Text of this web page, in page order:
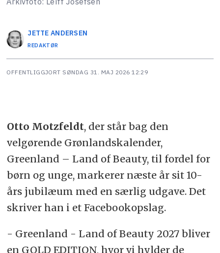
JETTE ANDERSEN
REDAKTØR
OFFENTLIGGJORT SØNDAG 31. MAJ 2026 12:29
Otto Motzfeldt, der står bag den
velgørende Grønlandskalender,
Greenland – Land of Beauty, til fordel for
børn og unge, markerer næste år sit 10-
års jubilæum med en særlig udgave. Det
skriver han i et Facebookopslag.
- Greenland - Land of Beauty 2027 bliver
en GOLD EDITION, hvor vi hylder de